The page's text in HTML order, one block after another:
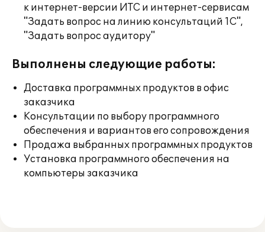
к интернет-версии ИТС и интернет-сервисам
"Задать вопрос на линию консультаций 1С",
"Задать вопрос аудитору"
Выполнены следующие работы:
Доставка программных продуктов в офис
заказчика
Консультации по выбору программного
обеспечения и вариантов его сопровождения
Продажа выбранных программных продуктов
Установка программного обеспечения на
компьютеры заказчика